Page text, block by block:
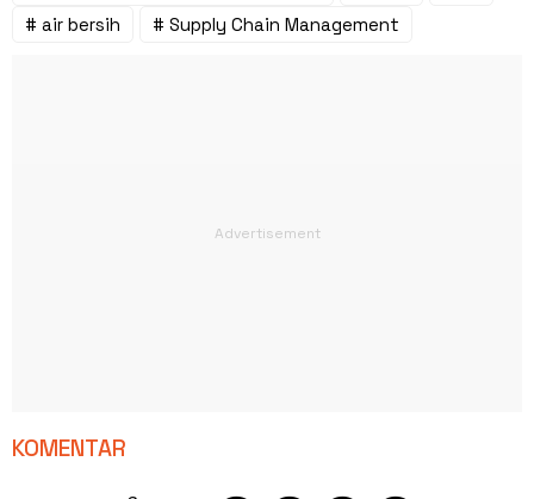
# air bersih
# Supply Chain Management
KOMENTAR